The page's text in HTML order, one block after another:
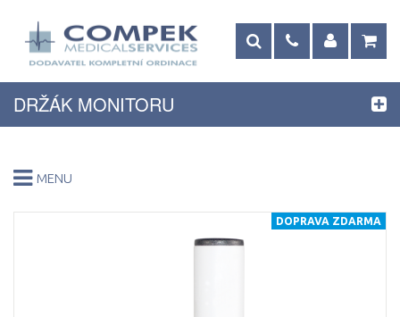
DRŽÁK MONITORU
DOPRAVA ZDARMA
MENU